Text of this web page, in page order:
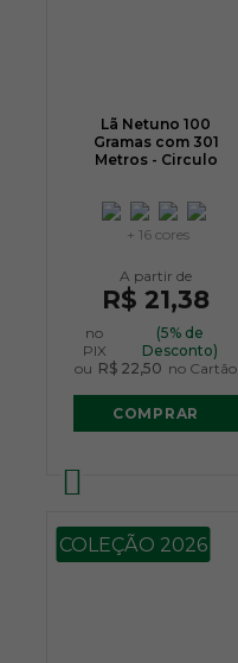
Lã Netuno 100
Gramas com 301
Metros - Circulo
+ 16 cores
R$ 21,38
no
PIX
(5% de
Desconto)
ou R$ 22,50 no Cartão
COMPRAR
COLEÇÃO 2026